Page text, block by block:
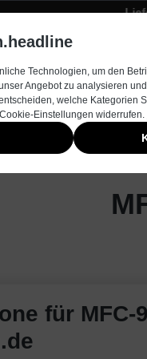
für MFC-
Technologien, um den
Angebot zu analysieren
welche Kategorien
Einstellungen widerrufen.